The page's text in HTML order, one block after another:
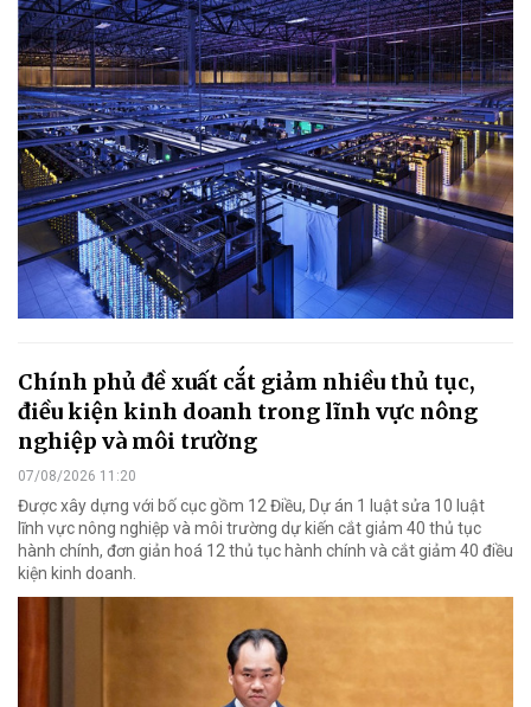
Chính phủ đề xuất cắt giảm nhiều thủ tục,
điều kiện kinh doanh trong lĩnh vực nông
nghiệp và môi trường
07/08/2026 11:20
Được xây dựng với bố cục gồm 12 Điều, Dự án 1 luật sửa 10 luật
lĩnh vực nông nghiệp và môi trường dự kiến cắt giảm 40 thủ tục
hành chính, đơn giản hoá 12 thủ tục hành chính và cắt giảm 40 điều
kiện kinh doanh.